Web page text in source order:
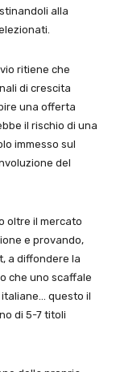
alla
ritiene che
di crescita
una offerta
il rischio di una
immesso sul
del
oltre il mercato
e provando,
a diffondere la
che uno scaffale
questo il
di 5-7 titoli